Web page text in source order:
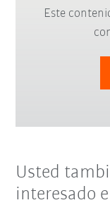
Este
Usted
interesado